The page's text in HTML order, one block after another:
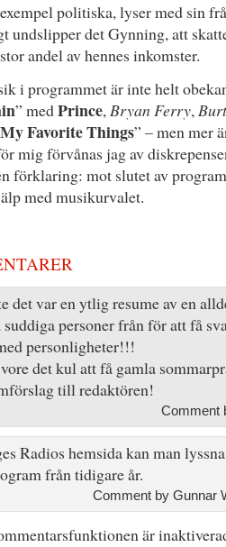
politiska, lyser med sin
undslipper det Gynning, att
andel av hennes inkomster.
i programmet är inte helt
” medPrince,Bryan Ferry,
My Favorite Things” – men mer
mig förvånas jag av
förklaring: mot slutet av
med musikurvalet.
var en ytlig resume av en
suddiga personer från för att få
personligheter!!!
det kul att få gamla
till redaktören!
Comment
Radios hemsida kan man
från tidigare år.
Comment by Gunnar
är